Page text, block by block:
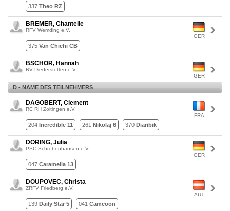
337 Theo RZ
GER
BREMER, Chantelle
RFV Wemding e.V.
375 Van Chichi CB
GER
BSCHOR, Hannah
RV Diederstetten e.V.
D - NAME DES TEILNEHMERS
FRA
DAGOBERT, Clement
RC RH Zoltingen e.V.
204 Incredible 11 261 Nikolaj 6 370 Diaribik
GER
DÖRING, Julia
PSC Schrobenhausen e.V.
047 Caramella 13
AUT
DOUPOVEC, Christa
ZRFV Friedberg e.V.
139 Daily Star 5 041 Camcoon